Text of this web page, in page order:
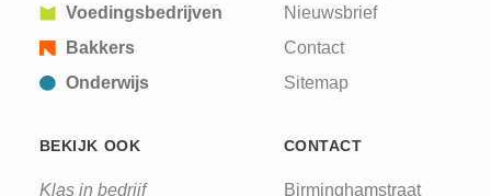
Voedingsbedrijven
Bakkers
Onderwijs
Nieuwsbrief
Contact
Sitemap
BEKIJK OOK
Klas in bedrijf
CONTACT
Birminghamstraat